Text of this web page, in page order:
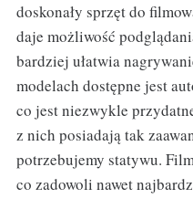
doskonały sprzęt do
daje możliwość
bardziej ułatwia
modelach dostępne jest
co jest niezwykle
z nich posiadają tak
potrzebujemy statywu.
co zadowoli nawet